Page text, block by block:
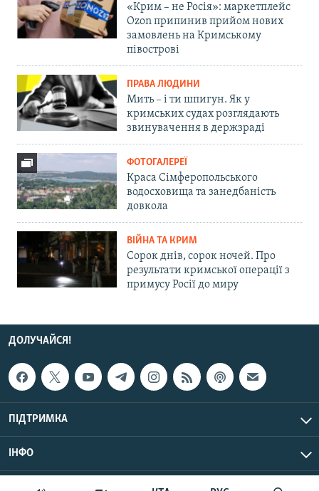
«Крим – не Росія»: маркетплейс
Ozon припинив прийом нових
замовлень на Кримському
півострові
ПРАВА ЛЮДИНИ
Мить – і ти шпигун. Як у
кримських судах розглядають
звинувачення в держзраді
ФОТОГАЛЕРЕЇ
Краса Сімферопольського
водосховища та занедбаність
довкола
ВІЙНА ТА КРИМ
Сорок днів, сорок ночей. Про
результати кримської операції з
примусу Росії до миру
ДОЛУЧАЙСЯ!
ПІДТРИМКА
ІНФО